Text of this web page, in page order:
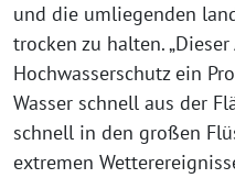
und die umliegenden
trocken zu halten.
Hochwasserschutz ein
Wasser schnell aus der
schnell in den großen
extremen